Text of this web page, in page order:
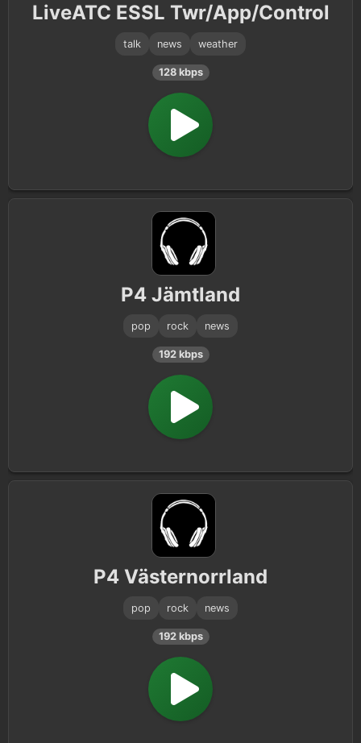
LiveATC ESSL Twr/App/Control
talk news weather
128 kbps
P4 Jämtland
pop rock news
192 kbps
P4 Västernorrland
pop rock news
192 kbps